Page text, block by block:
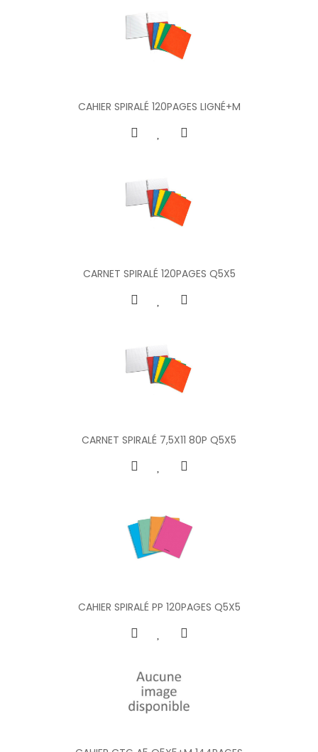
CAHIER SPIRALÉ 120PAGES LIGNÉ+M
CARNET SPIRALÉ 120PAGES Q5X5
CARNET SPIRALÉ 7,5X11 80P Q5X5
CAHIER SPIRALÉ PP 120PAGES Q5X5